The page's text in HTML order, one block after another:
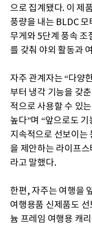
으로 집계됐다. 이 제
풍량을 내는 BLDC
무게와 5단계 풍속 조
를 갖춰 야외 활동과
자주 관계자는 “다양
부터 냉각 기능을 갖
적으로 사용할 수 있
높다”며 “앞으로도
지속적으로 선보이는
을 제안하는 라이프스
라고 말했다.
한편, 자주는 여행을
여행용품 신제품도 선
늄 프레임 여행용 캐